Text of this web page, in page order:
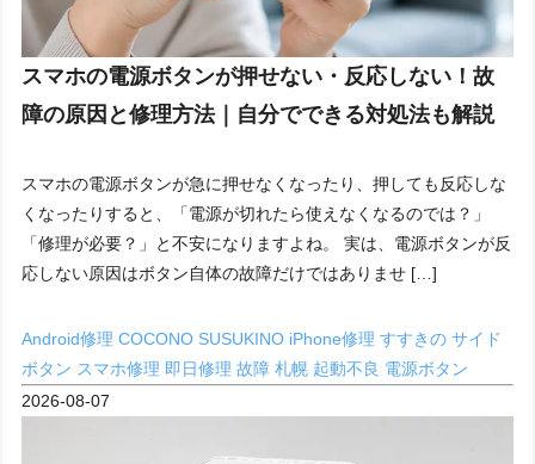
スマホの電源ボタンが押せない・反応しない！故
障の原因と修理方法｜自分でできる対処法も解説
スマホの電源ボタンが急に押せなくなったり、押しても反応しな
くなったりすると、「電源が切れたら使えなくなるのでは？」
「修理が必要？」と不安になりますよね。 実は、電源ボタンが反
応しない原因はボタン自体の故障だけではありませ […]
Android修理COCONO SUSUKINO iPhone修理すすきのサイド
ボタン スマホ修理 即日修理故障札幌 起動不良 電源ボタン
2026-08-07